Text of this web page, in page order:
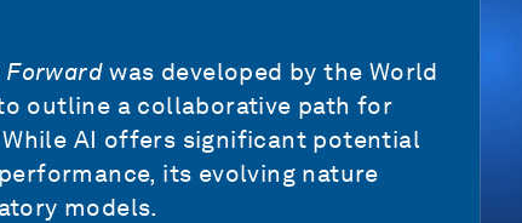
Forward was developed by the World
outline a collaborative path for
AI offers significant potential
its evolving nature
models.